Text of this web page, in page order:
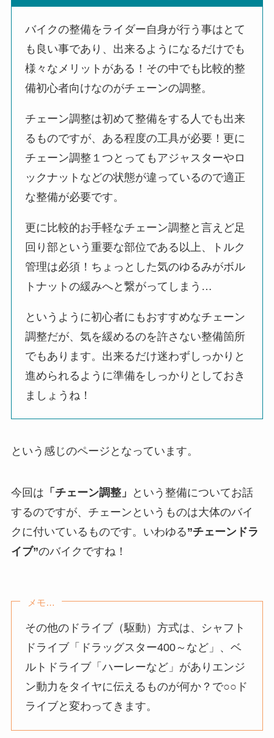
バイクの整備をライダー自身が行う事はとて
も良い事であり、出来るようになるだけでも
様々なメリットがある！その中でも比較的整
備初心者向けなのがチェーンの調整。
チェーン調整は初めて整備をする人でも出来
るものですが、ある程度の工具が必要！更に
チェーン調整１つとってもアジャスターやロ
ックナットなどの状態が違っているので適正
な整備が必要です。
更に比較的お手軽なチェーン調整と言えど足
回り部という重要な部位である以上、トルク
管理は必須！ちょっとした気のゆるみがボル
トナットの緩みへと繋がってしまう…
というように初心者にもおすすめなチェーン
調整だが、気を緩めるのを許さない整備箇所
でもあります。出来るだけ迷わずしっかりと
進められるように準備をしっかりとしておき
ましょうね！
という感じのページとなっています。
今回は 「チェーン調整」
という整備についてお話
するのですが、チェーンというものは大体のバイ
クに付いているものです。いわゆる”チェーンドラ
イブ”のバイクですね！
メモ…
その他のドライブ（駆動）方式は、シャフト
ドライブ「ドラッグスター400～など」、ベ
ルトドライブ「ハーレーなど」がありエンジ
ン動力をタイヤに伝えるものが何か？で○○ド
ライブと変わってきます。